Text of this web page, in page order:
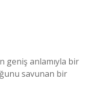
geniş anlamıyla bir
savunan bir